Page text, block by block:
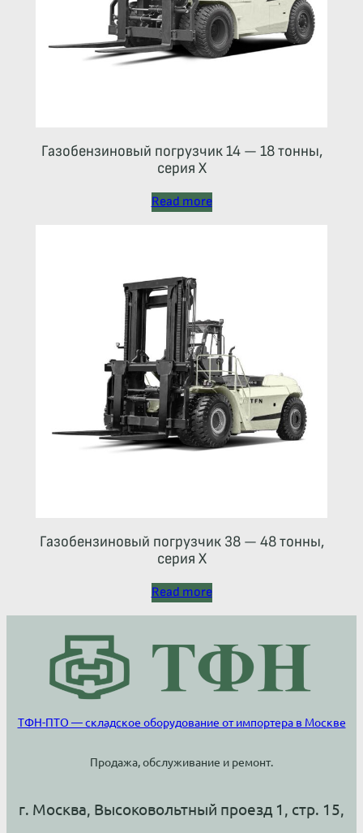
Газобензиновый погрузчик 14 — 18 тонны,
серия X
Read more
Газобензиновый погрузчик 38 — 48 тонны,
серия X
Read more
ТФН-ПТО — складское оборудование от импортера в Москве
Продажа, обслуживание и ремонт.
г. Москва, Высоковольтный проезд 1, стр. 15,